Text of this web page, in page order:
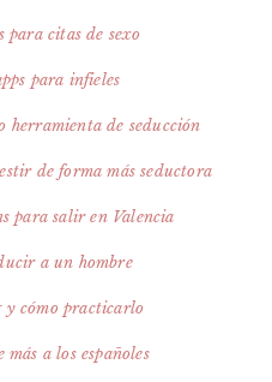
para citas de sexo
para infieles
herramienta de seducción
de forma más seductora
para salir en Valencia
a un hombre
y cómo practicarlo
a los españoles